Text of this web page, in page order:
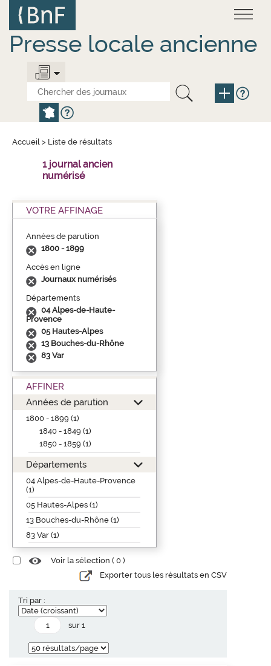
contenu
principal
Presse locale ancienne
Accueil > Liste de résultats
1 journal ancien
numérisé
VOTRE AFFINAGE
Années de parution
1800 - 1899
Accès en ligne
Journaux numérisés
Départements
04 Alpes-de-Haute-
Provence
05 Hautes-Alpes
13 Bouches-du-Rhône
83 Var
AFFINER
Années de parution
1800 - 1899 (1)
1840 - 1849 (1)
1850 - 1859 (1)
Départements
04 Alpes-de-Haute-Provence
(1)
05 Hautes-Alpes (1)
13 Bouches-du-Rhône (1)
83 Var (1)
Voir la sélection ( 0 )
Exporter tous les résultats en CSV
Tri par :
sur 1
Panneau de gestion des cookies